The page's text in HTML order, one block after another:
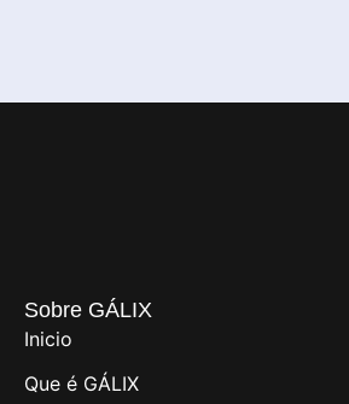
Sobre GÁLIX
Inicio
Que é GÁLIX